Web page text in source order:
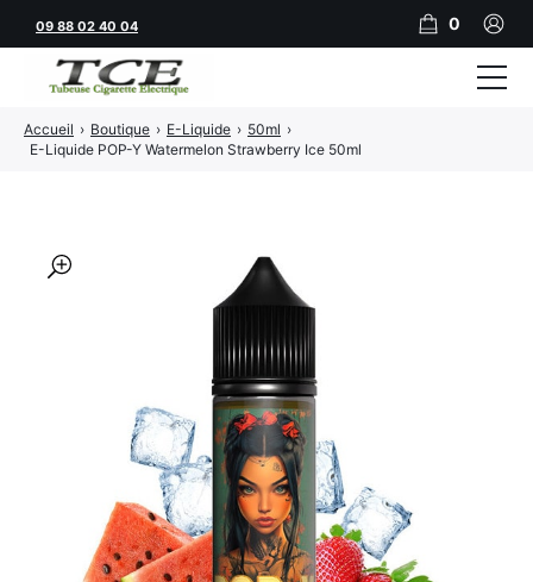
🔍
Accueil › Boutique › E-Liquide › 50ml ›
E-Liquide POP-Y Watermelon Strawberry Ice 50ml
09 88 02 40 04 0
Tubeuses
JNR
Adalya